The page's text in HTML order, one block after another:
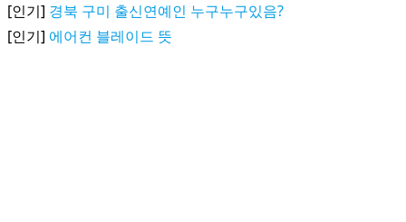
[인기] 경북 구미 출신연예인 누구누구있음?
[인기] 에어컨 블레이드 뜻